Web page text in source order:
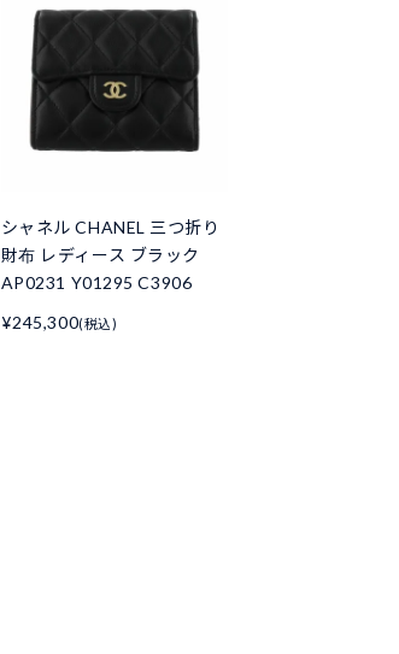
シャネル CHANEL 三つ折り
財布 レディース ブラック
AP0231 Y01295 C3906
¥245,300(税込)